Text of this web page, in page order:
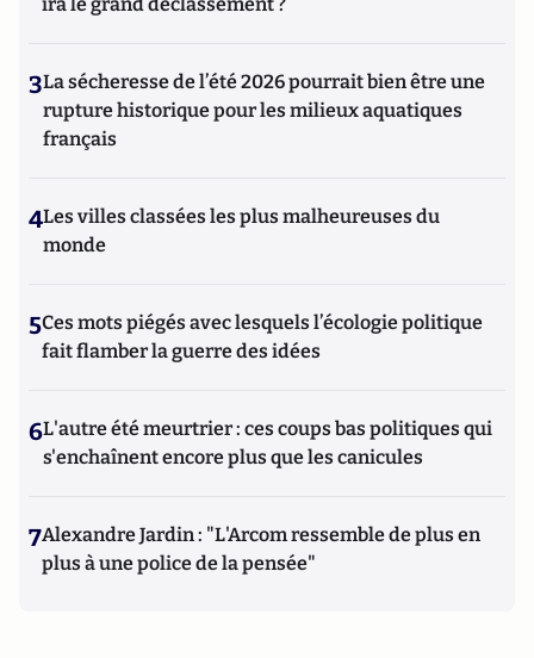
3La sécheresse de l’été 2026 pourrait bien être une
rupture historique pour les milieux aquatiques
français
4Les villes classées les plus malheureuses du
monde
5Ces mots piégés avec lesquels l’écologie politique
fait flamber la guerre des idées
6L'autre été meurtrier : ces coups bas politiques qui
s'enchaînent encore plus que les canicules
7Alexandre Jardin : "L'Arcom ressemble de plus en
plus à une police de la pensée"